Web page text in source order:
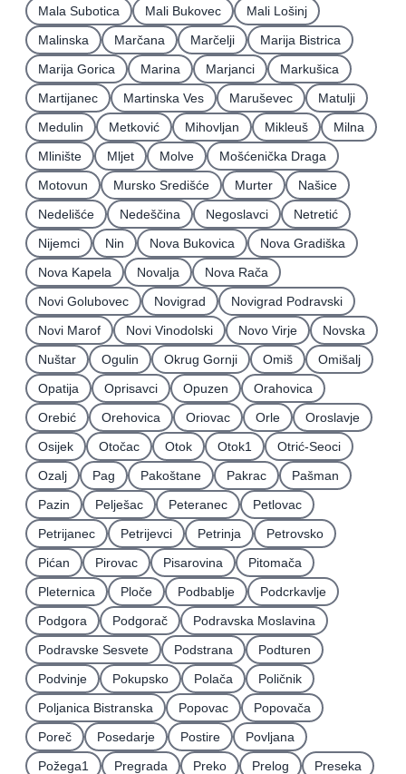
Mala Subotica
Mali Bukovec
Mali Lošinj
Malinska
Marčana Marčelji
Marija Bistrica
Marija Gorica
Marina Marjanci
Markušica
Martijanec
Martinska Ves Maruševec
Matulji
Medulin
Metković Mihovljan Mikleuš
Milna
Mlinište
Mljet Molve
Mošćenička Draga
Motovun
Mursko Središće Murter
Našice
Nedelišće
Nedeščina Negoslavci
Netretić
Nijemci
Nin Nova Bukovica
Nova Gradiška
Nova Kapela
Novalja
Nova Rača
Novi Golubovec
Novigrad
Novigrad Podravski
Novi Marof
Novi Vinodolski Novo Virje
Novska
Nuštar
Ogulin Okrug Gornji Omiš
Omišalj
Opatija
Oprisavci Opuzen
Orahovica
Orebić
Orehovica Oriovac Orle
Oroslavje
Osijek
Otočac Otok Otok1
Otrić-Seoci
Ozalj
Pag Pakoštane Pakrac
Pašman
Pazin
Pelješac Peteranec
Petlovac
Petrijanec
Petrijevci Petrinja
Petrovsko
Pićan
Pirovac Pisarovina
Pitomača
Pleternica
Ploče Podbablje
Podcrkavlje
Podgora
Podgorač
Podravska Moslavina
Podravske Sesvete
Podstrana
Podturen
Podvinje
Pokupsko Polača
Poličnik
Poljanica Bistranska
Popovac
Popovača
Poreč
Posedarje Postire
Povljana
Požega1
Pregrada Preko Prelog
Preseka